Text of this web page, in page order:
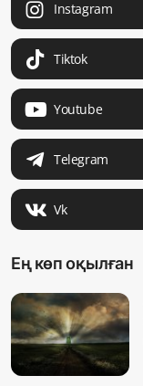
Instagram
Tiktok
Youtube
Telegram
Vk
Ең көп оқылған